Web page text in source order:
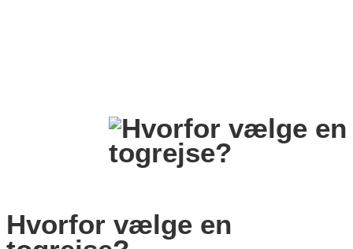
Hvorfor vælge en